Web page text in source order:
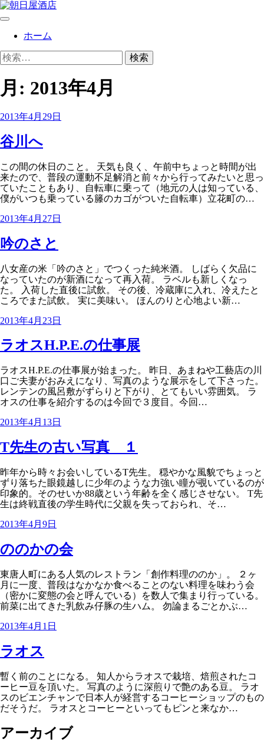
コ
ン
へ
ス
キ
ッ
プ
朝日屋酒店
朝日屋酒店のサイト
メ
ー
ホーム
検
索:
月: 2013年4月
2013年4月29日
谷川へ
この間の休日のこと。 天気も良く、午前中ちょっと時間が出
来たので、普段の運動不足解消と前々から行ってみたいと思っ
ていたこともあり、自転車に乗って（地元の人は知っている、
僕がいつも乗っている籐のカゴがついた自転車）立花町の…
2013年4月27日
吟のさと
八女産の米「吟のさと」でつくった純米酒。 しばらく欠品に
なっていたのが新酒になって再入荷。 ラベルも新しくなっ
た。 入荷した直後に試飲。 その後、冷蔵庫に入れ、冷えたと
ころでまた試飲。 実に美味い。 ほんのりと心地よい新…
2013年4月23日
ラオスH.P.E.の仕事展
ラオスH.P.E.の仕事展が始まった。 昨日、あまねや工藝店の川
口ご夫妻がおみえになり、写真のような展示をして下さった。
レンテンの風呂敷がずらりと下がり、とてもいい雰囲気。 ラ
オスの仕事を紹介するのは今回で３度目。今回…
2013年4月13日
T先生の古い写真 １
昨年から時々お会いしているT先生。 穏やかな風貌でちょっと
ずり落ちた眼鏡越しに少年のような力強い瞳が覗いているのが
印象的。そのせいか88歳という年齢を全く感じさせない。 T先
生は終戦直後の学生時代に父親を失っておられ、そ…
2013年4月9日
ののかの会
東唐人町にある人気のレストラン「創作料理ののか」。 ２ヶ
月に一度、普段はなかなか食べることのない料理を味わう会
（密かに変態の会と呼んでいる）を数人で集まり行っている。
前菜に出てきた乳飲み仔豚の生ハム。 勿論まるごとかぶ…
2013年4月1日
ラオス
暫く前のことになる。 知人からラオスで栽培、焙煎されたコ
ーヒー豆を頂いた。 写真のように深煎りで艶のある豆。 ラオ
スのビエンチャンで日本人が経営するコーヒーショップのもの
だそうだ。 ラオスとコーヒーといってもピンと来なか…
アーカイブ